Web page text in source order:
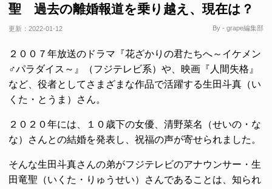
聖 過去の離婚報道を乗り越え、現在は？
更新： 2022-01-12 By - grape編集部
２００７年放送のドラマ『花ざかりの君たちへ～イケメン
♂パラダイス～』（フジテレビ系）や、映画『人間失格』
など、役者としてさまざまな作品で活躍する生田斗真（い
くた・とうま）さん。
２０２０年には、１０歳下の女優、清野菜名（せいの・な
な）さんとの結婚を発表し、祝福の声が寄せられました。
そんな生田斗真さんの弟がフジテレビのアナウンサー・生
田竜聖（いくた・りゅうせい）さんであることは、知られ